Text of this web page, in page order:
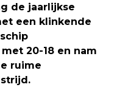
de jaarlijkse
een klinkende
20-18 en nam
ruime